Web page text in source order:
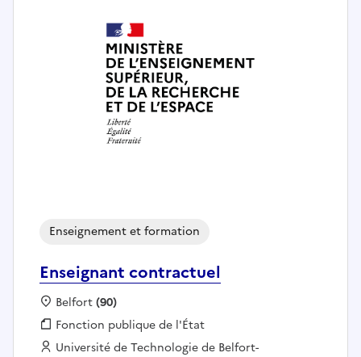
Enseignant contractuel
Enseignement et formation
Localisation :
Belfort(90)
Fonction publique :
Fonction publique de l'État
Employeur :
Université de Technologie de Belfort-